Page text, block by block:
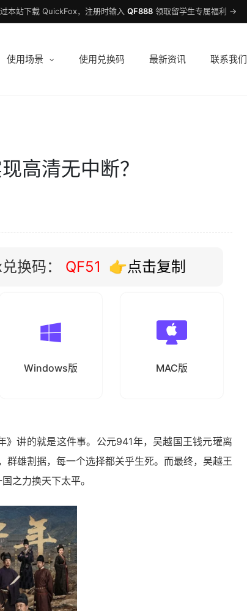
本站下载 QuickFox，注册时输入 QF888领取留学生专属福利 →
使用场景 使用兑换码 最新资讯 联系我们
高清无中断？
换码： QF51 👉点击复制
Windows版 MAC版
讲的就是这件事。公元941年，吴越国王钱元瓘离
群雄割据，每一个选择都关乎生死。而最终，吴越王
之力换天下太平。